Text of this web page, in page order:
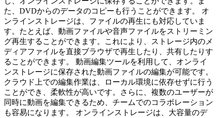
た、DVDからのデータのコピーも行うことができます。 オ
ンラインストレージは、ファイルの再生にも対応していま
す。たとえば、動画ファイルや音声ファイルをストリーミン
グ再生することができます。これにより、ストレージ内のメ
ディアファイルを直接ブラウザで再生したり、共有したりす
ることができます。 動画編集ツールを利用して、オンライ
ンストレージに保存された動画ファイルの編集が可能です。
クラウド上での編集作業は、ローカル環境に依存せずに行う
ことができ、柔軟性が高いです。さらに、複数のユーザーが
同時に動画を編集できるため、チームでのコラボレーション
も容易になります。 オンラインストレージは、大容量のデ